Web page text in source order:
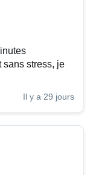
sans stress, je
Il y a 29 jours